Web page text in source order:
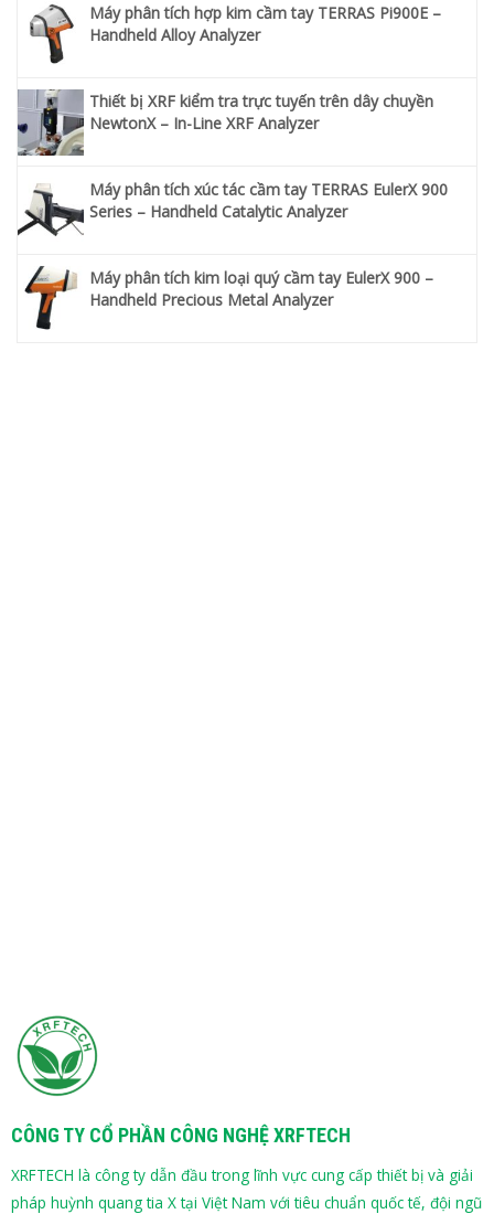
Máy phân tích hợp kim cầm tay TERRAS Pi900E –
Handheld Alloy Analyzer
Thiết bị XRF kiểm tra trực tuyến trên dây chuyền
NewtonX – In-Line XRF Analyzer
Máy phân tích xúc tác cầm tay TERRAS EulerX 900
Series – Handheld Catalytic Analyzer
Máy phân tích kim loại quý cầm tay EulerX 900 –
Handheld Precious Metal Analyzer
CÔNG TY CỔ PHẦN CÔNG NGHỆ XRFTECH
XRFTECH là công ty dẫn đầu trong lĩnh vực cung cấp thiết bị và giải
pháp huỳnh quang tia X tại Việt Nam với tiêu chuẩn quốc tế, đội ngũ